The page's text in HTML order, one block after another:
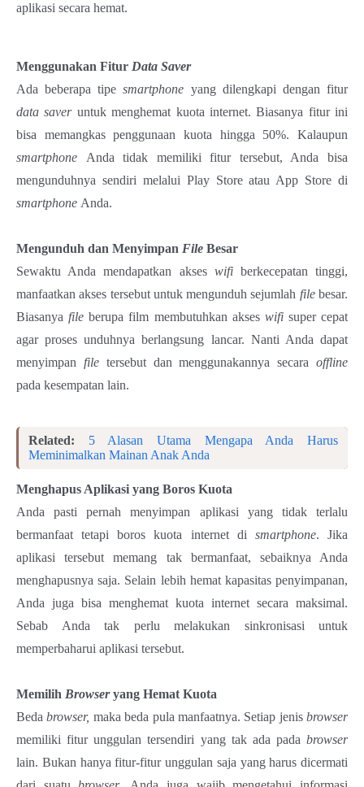
aplikasi secara hemat.
Menggunakan Fitur Data Saver
Ada beberapa tipesmartphone yang dilengkapi dengan fitur
data saver untuk menghemat kuota internet. Biasanya fitur ini
bisa memangkas penggunaan kuota hingga 50%. Kalaupun
smartphone Anda tidak memiliki fitur tersebut, Anda bisa
mengunduhnya sendiri melalui Play Store atau App Store di
smartphone Anda.
Mengunduh dan Menyimpan File Besar
Sewaktu Anda mendapatkan akses wifi berkecepatan tinggi,
manfaatkan akses tersebut untuk mengunduh sejumlah filebesar.
Biasanya fileberupa film membutuhkan akses wifi super cepat
agar proses unduhnya berlangsung lancar. Nanti Anda dapat
menyimpan file tersebut dan menggunakannya secaraoffline
pada kesempatan lain.
Related: 5 Alasan Utama Mengapa Anda Harus
Meminimalkan Mainan Anak Anda
Menghapus Aplikasi yang Boros Kuota
Anda pasti pernah menyimpan aplikasi yang tidak terlalu
bermanfaat tetapi boros kuota internet di smartphone. Jika
aplikasi tersebut memang tak bermanfaat, sebaiknya Anda
menghapusnya saja. Selain lebih hemat kapasitas penyimpanan,
Anda juga bisa menghemat kuota internet secara maksimal.
Sebab Anda tak perlu melakukan sinkronisasi untuk
memperbaharui aplikasi tersebut.
Memilih Browseryang Hemat Kuota
Bedabrowser, maka beda pula manfaatnya. Setiap jenis browser
memiliki fitur unggulan tersendiri yang tak ada pada browser
lain. Bukan hanya fitur-fitur unggulan saja yang harus dicermati